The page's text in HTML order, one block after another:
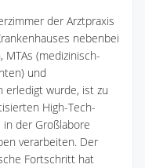
der Arztpraxis
nebenbei
MTAs (medizinisch-
und
erledigt wurde, ist zu
High-Tech-
in der Großlabore
verarbeiten. Der
Fortschritt hat